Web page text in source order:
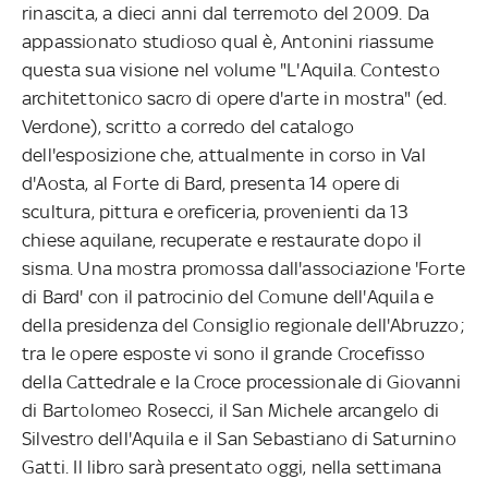
rinascita, a dieci anni dal terremoto del 2009. Da
appassionato studioso qual è, Antonini riassume
questa sua visione nel volume "L'Aquila. Contesto
architettonico sacro di opere d'arte in mostra" (ed.
Verdone), scritto a corredo del catalogo
dell'esposizione che, attualmente in corso in Val
d'Aosta, al Forte di Bard, presenta 14 opere di
scultura, pittura e oreficeria, provenienti da 13
chiese aquilane, recuperate e restaurate dopo il
sisma. Una mostra promossa dall'associazione 'Forte
di Bard' con il patrocinio del Comune dell'Aquila e
della presidenza del Consiglio regionale dell'Abruzzo;
tra le opere esposte vi sono il grande Crocefisso
della Cattedrale e la Croce processionale di Giovanni
di Bartolomeo Rosecci, il San Michele arcangelo di
Silvestro dell'Aquila e il San Sebastiano di Saturnino
Gatti. Il libro sarà presentato oggi, nella settimana